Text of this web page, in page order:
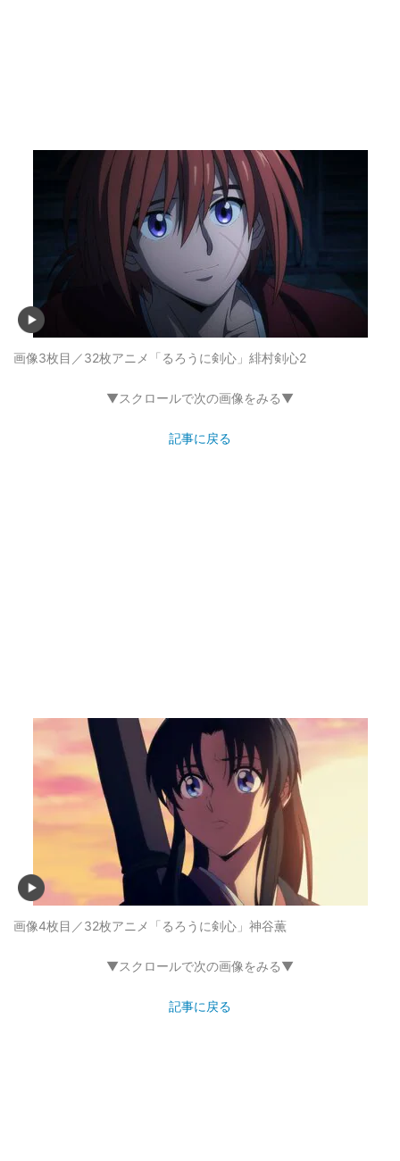
画像3枚目／32枚アニメ「るろうに剣心」緋村剣心2
▼スクロールで次の画像をみる▼
記事に戻る
画像4枚目／32枚アニメ「るろうに剣心」神谷薫
▼スクロールで次の画像をみる▼
記事に戻る